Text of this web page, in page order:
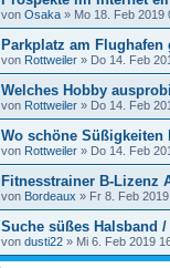
von Osaka » Mo 18. Feb 2019
Parkplatz am Flughafen
von Rottweiler » Do 14. Feb
Welches Hobby
von Rottweiler » Do 14. Feb
Wo schöne Süßigkeiten
von Rottweiler » Do 14. Feb
Fitnesstrainer B-Lizenz
von Bordeaux » Fr 8. Feb
Suche süßes Halsband
von dusti22 » Mi 6. Feb 2019